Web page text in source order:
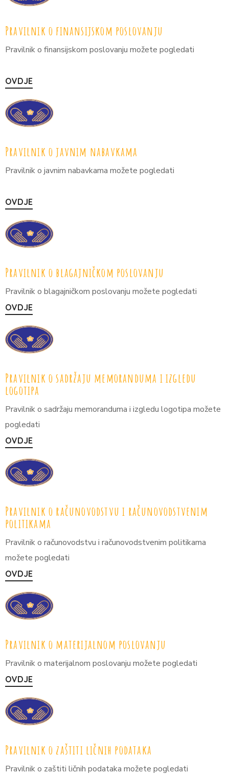
Pravilnik o finansijskom poslovanju
Pravilnik o finansijskom poslovanju možete pogledati
OVDJE
Pravilnik o javnim nabavkama
Pravilnik o javnim nabavkama možete pogledati
OVDJE
Pravilnik o blagajničkom poslovanju
Pravilnik o blagajničkom poslovanju možete pogledati
OVDJE
Pravilnik o sadržaju memoranduma i izgledu
logotipa
Pravilnik o sadržaju memoranduma i izgledu logotipa možete
pogledati
OVDJE
Pravilnik o računovodstvu i računovodstvenim
politikama
Pravilnik o računovodstvu i računovodstvenim politikama
možete pogledati
OVDJE
Pravilnik o materijalnom poslovanju
Pravilnik o materijalnom poslovanju možete pogledati
OVDJE
Pravilnik o zaštiti ličnih podataka
Pravilnik o zaštiti ličnih podataka možete pogledati